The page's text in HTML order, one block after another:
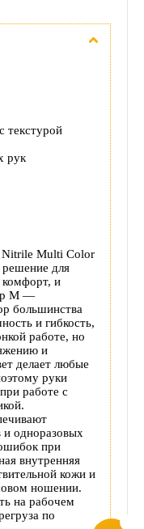
текстурой
рук
Nitrile Multi Color
для
комфорт, и
M —
большинства
и гибкость,
работе, но
и
делает любые
руки
работе с
и одноразовых
при
внутренняя
кожи и
ношении.
на рабочем
по